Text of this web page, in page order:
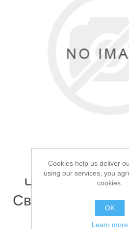
Чехол для
Светлый
секции
Cookies help us deliver
using our services, you
cookies.
OK
Learn more